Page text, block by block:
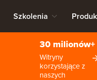
Szkolenia
30 milionów+
Witryny
korzystające z
naszych